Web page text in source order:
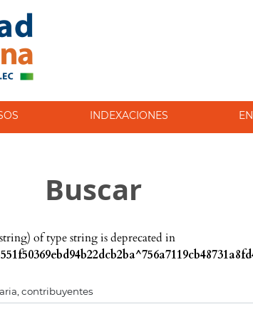
INDEXACIONES
Buscar
of type string is deprecated in